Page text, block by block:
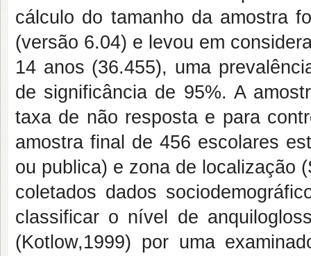
cálculo do tamanho da amostra
(versão 6.04) e levou em
14 anos (36.455), uma
de significância de 95%. A
taxa de não resposta e para
amostra final de 456 escolares
ou publica) e zona de localização
coletados dados
classificar o nível de
(Kotlow,1999) por uma